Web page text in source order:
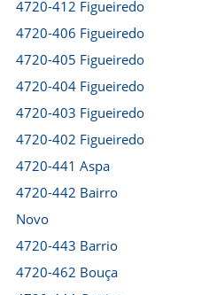
4720-412 Figueiredo
4720-406 Figueiredo
4720-405 Figueiredo
4720-404 Figueiredo
4720-403 Figueiredo
4720-402 Figueiredo
4720-441 Aspa
4720-442 Bairro
Novo
4720-443 Barrio
4720-462 Bouça